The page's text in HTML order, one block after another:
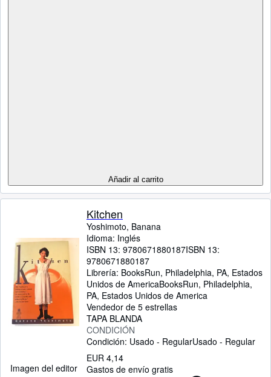
Añadir al carrito
Imagen del editor
Kitchen
Yoshimoto, Banana
Idioma: Inglés
ISBN 13: 9780671880187ISBN 13:
9780671880187
Librería: BooksRun, Philadelphia, PA, Estados
Unidos de AmericaBooksRun, Philadelphia,
PA, Estados Unidos de America
Vendedor de 5 estrellas
TAPA BLANDA
CONDICIÓN
Condición: Usado - RegularUsado - Regular
EUR 4,14
Gastos de envío gratis